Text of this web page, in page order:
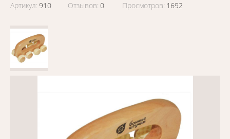
Артикул: 910 Отзывов: 0 Просмотров: 1692